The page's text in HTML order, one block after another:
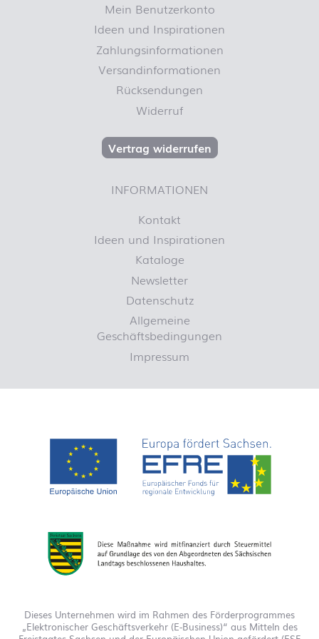
Mein Benutzerkonto
Ideen und Inspirationen
Zahlungsinformationen
Versandinformationen
Rücksendungen
Widerruf
Vertrag widerrufen
INFORMATIONEN
Kontakt
Ideen und Inspirationen
Kataloge
Newsletter
Datenschutz
Allgemeine
Geschäftsbedingungen
Impressum
Dieses Unternehmen wird im Rahmen des Förderprogrammes
„Elektronischer Geschäftsverkehr (E-Business)“ aus Mitteln des